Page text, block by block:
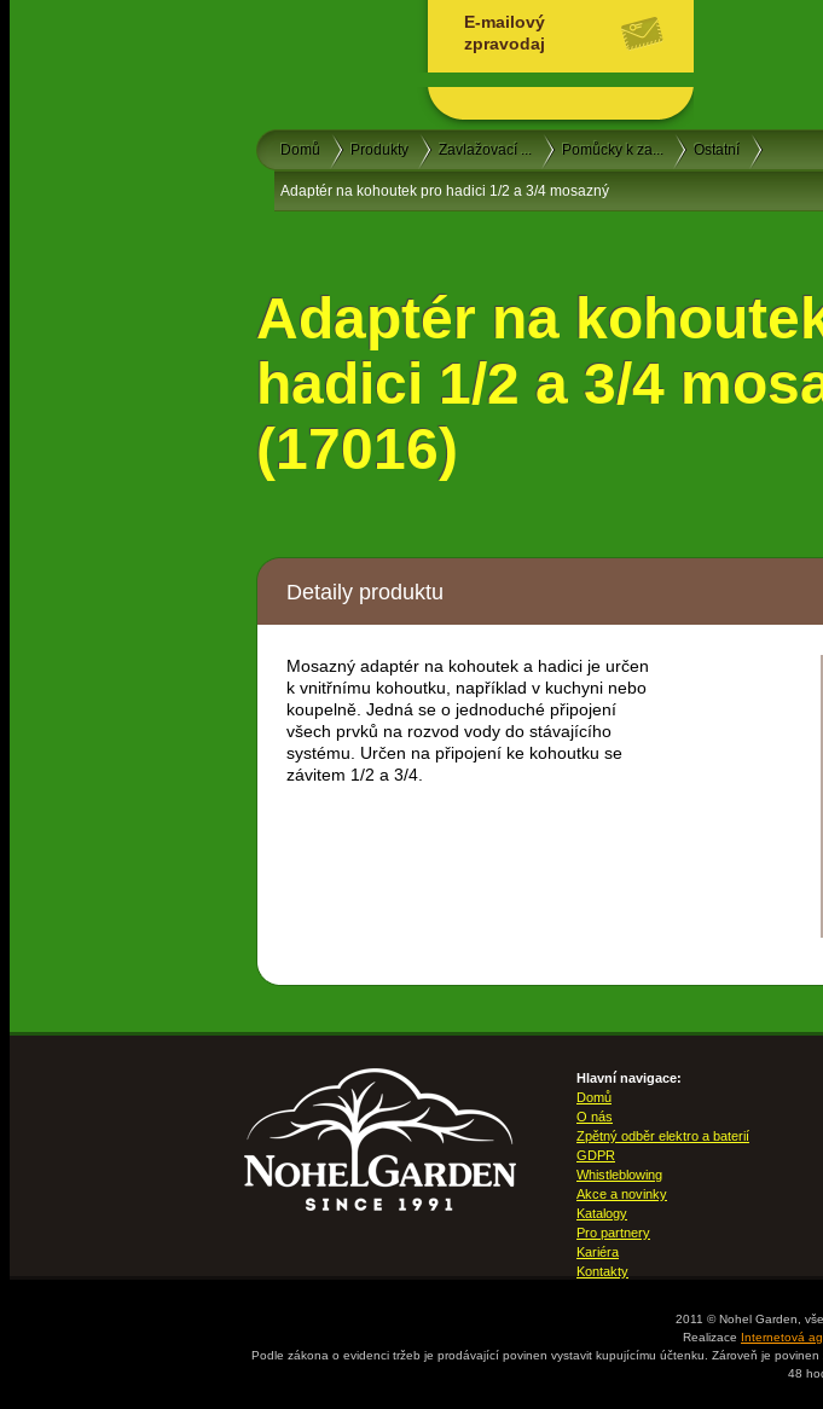
E-mailový
zpravodaj
Domů Produkty Zavlažovací ... Pomůcky k za... Ostatní
Adaptér na kohoutek pro hadici 1/2 a 3/4 mosazný
Adaptér na
hadici 1/2 a 3/4
(17016)
Detaily produktu
Mosazný adaptér na kohoutek a hadici je určen
k vnitřnímu kohoutku, například v kuchyni nebo
koupelně. Jedná se o jednoduché připojení
všech prvků na rozvod vody do stávajícího
systému. Určen na připojení ke kohoutku se
závitem 1/2 a 3/4.
Hlavní navigace:
Domů
O nás
Zpětný odběr elektro a baterií
GDPR
Whistleblowing
Akce a novinky
Katalogy
Pro partnery
Kariéra
Kontakty
2011 © Nohel Garden,
Realizace Internetová
Podle zákona o evidenci tržeb je prodávající povinen vystavit kupujícímu účtenku. Zároveň je
48